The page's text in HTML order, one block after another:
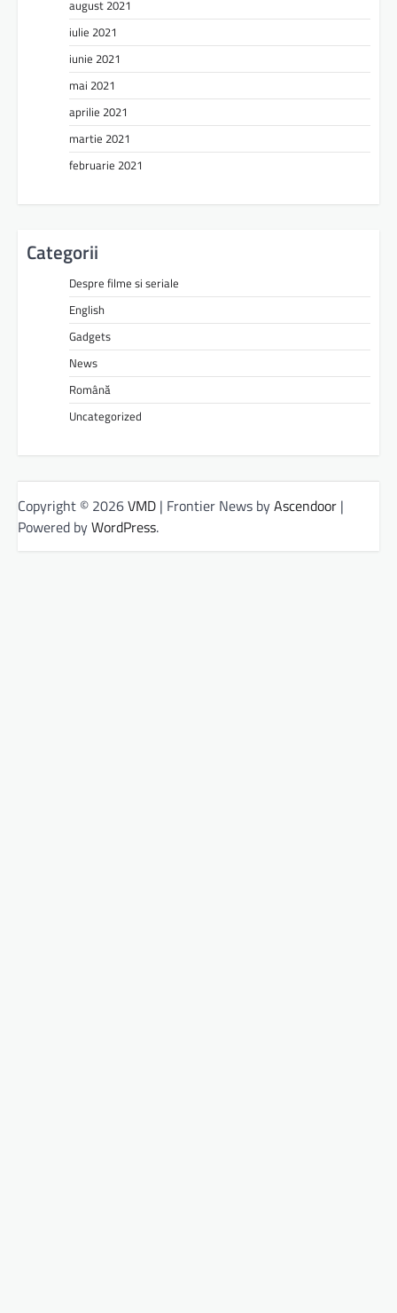
august 2021
iulie 2021
iunie 2021
mai 2021
aprilie 2021
martie 2021
februarie 2021
Categorii
Despre filme si seriale
English
Gadgets
News
Română
Uncategorized
Copyright © 2026VMD | Frontier News byAscendoor |
Powered byWordPress.